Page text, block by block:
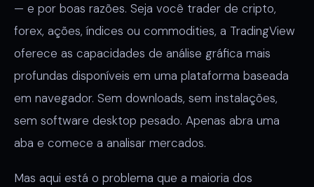
— e por boas razões. Seja você trader de cripto,
forex, ações, índices ou commodities, a TradingView
oferece as capacidades de análise gráfica mais
profundas disponíveis em uma plataforma baseada
em navegador. Sem downloads, sem instalações,
sem software desktop pesado. Apenas abra uma
aba e comece a analisar mercados.
Mas aqui está o problema que a maioria dos